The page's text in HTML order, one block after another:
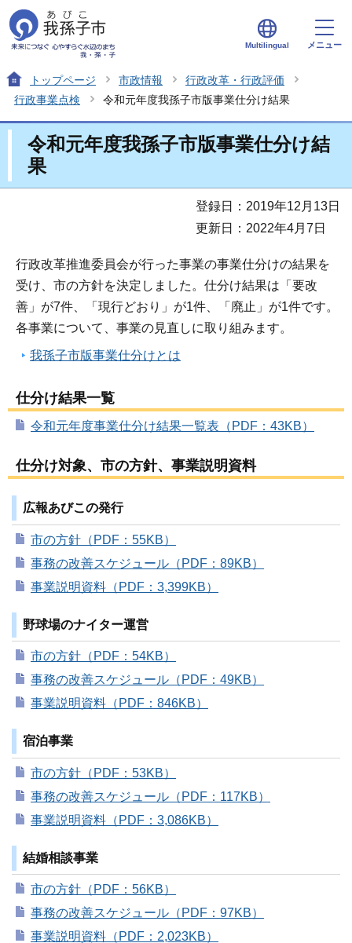
Multilingual メニュー
トップページ 市政情報
行政改革・行政評価
行政事業点検
令和元年度我孫子市版事業仕分け結果
令和元年度我孫子市版事業仕分け結
果
登録日：2019年12月13日
更新日：2022年4月7日
行政改革推進委員会が行った事業の事業仕分けの結果を
受け、市の方針を決定しました。仕分け結果は「要改
善」が7件、「現行どおり」が1件、「廃止」が1件です。
各事業について、事業の見直しに取り組みます。
我孫子市版事業仕分けとは
仕分け結果一覧
令和元年度事業仕分け結果一覧表（PDF：43KB）
仕分け対象、市の方針、事業説明資料
広報あびこの発行
市の方針（PDF：55KB）
事務の改善スケジュール（PDF：89KB）
事業説明資料（PDF：3,399KB）
野球場のナイター運営
市の方針（PDF：54KB）
事務の改善スケジュール（PDF：49KB）
事業説明資料（PDF：846KB）
宿泊事業
市の方針（PDF：53KB）
事務の改善スケジュール（PDF：117KB）
事業説明資料（PDF：3,086KB）
結婚相談事業
市の方針（PDF：56KB）
事務の改善スケジュール（PDF：97KB）
事業説明資料（PDF：2,023KB）